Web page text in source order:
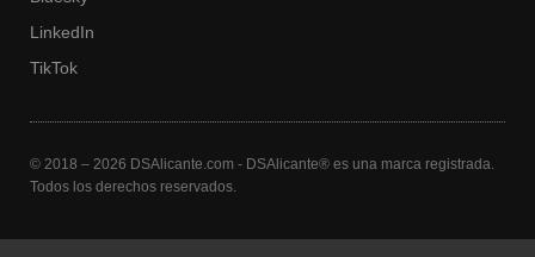
LinkedIn
TikTok
© 2018 – 2026 DSAlicante.com - DSAlicante® es una marca registrada.
Todos los derechos reservados.